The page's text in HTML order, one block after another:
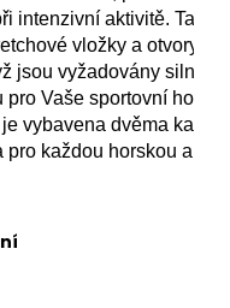
intenzivní aktivitě. Tato
vložky a otvory
jsou vyžadovány silné
pro Vaše sportovní
vybavena dvěma
každou horskou a